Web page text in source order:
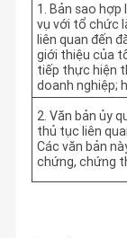
1. Bản sao
vụ với tổ chức
liên quan đến
giới thiệu của
tiếp thực hiện
doanh nghiệp;
2. Văn bản ủy
thủ tục liên
Các văn bản
chứng, chứng